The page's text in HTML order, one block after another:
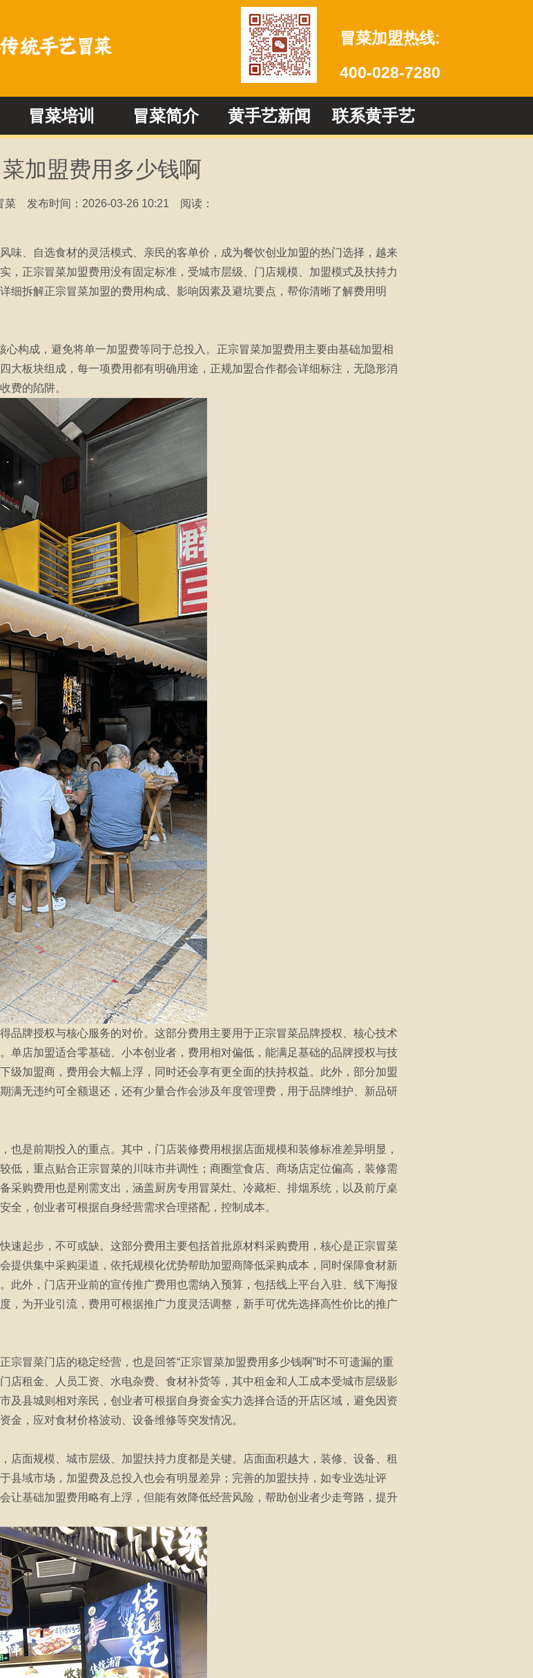
冒菜加盟热线:
400-028-7280
冒菜培训 冒菜简介 黄手艺新闻 联系黄手艺
加盟问答 冒菜新闻动态
加盟费用多少钱啊
菜 发布时间：2026-03-26 10:21 阅读：
味、自选食材的灵活模式、亲民的客单价，成为餐饮创业加盟的热门选择，越来
，正宗冒菜加盟费用没有固定标准，受城市层级、门店规模、加盟模式及扶持力
细拆解正宗冒菜加盟的费用构成、影响因素及避坑要点，帮你清晰了解费用明
心构成，避免将单一加盟费等同于总投入。正宗冒菜加盟费用主要由基础加盟相
大板块组成，每一项费用都有明确用途，正规加盟合作都会详细标注，无隐形消
费的陷阱。
品牌授权与核心服务的对价。这部分费用主要用于正宗冒菜品牌授权、核心技术
单店加盟适合零基础、小本创业者，费用相对偏低，能满足基础的品牌授权与技
级加盟商，费用会大幅上浮，同时还会享有更全面的扶持权益。此外，部分加盟
满无违约可全额退还，还有少量合作会涉及年度管理费，用于品牌维护、新品研
也是前期投入的重点。其中，门店装修费用根据店面规模和装修标准差异明显，
低，重点贴合正宗冒菜的川味市井调性；商圈堂食店、商场店定位偏高，装修需
采购费用也是刚需支出，涵盖厨房专用冒菜灶、冷藏柜、排烟系统，以及前厅桌
，创业者可根据自身经营需求合理搭配，控制成本。
速起步，不可或缺。这部分费用主要包括首批原材料采购费用，核心是正宗冒菜
提供集中采购渠道，依托规模化优势帮助加盟商降低采购成本，同时保障食材新
此外，门店开业前的宣传推广费用也需纳入预算，包括线上平台入驻、线下海报
，为开业引流，费用可根据推广力度灵活调整，新手可优先选择高性价比的推广
宗冒菜门店的稳定经营，也是回答“正宗冒菜加盟费用多少钱啊”时不可遗漏的重
店租金、人员工资、水电杂费、食材补货等，其中租金和人工成本受城市层级影
及县城则相对亲民，创业者可根据自身资金实力选择合适的开店区域，避免因资
金，应对食材价格波动、设备维修等突发情况。
店面规模、城市层级、加盟扶持力度都是关键。店面面积越大，装修、设备、租
县域市场，加盟费及总投入也会有明显差异；完善的加盟扶持，如专业选址评
让基础加盟费用略有上浮，但能有效降低经营风险，帮助创业者少走弯路，提升